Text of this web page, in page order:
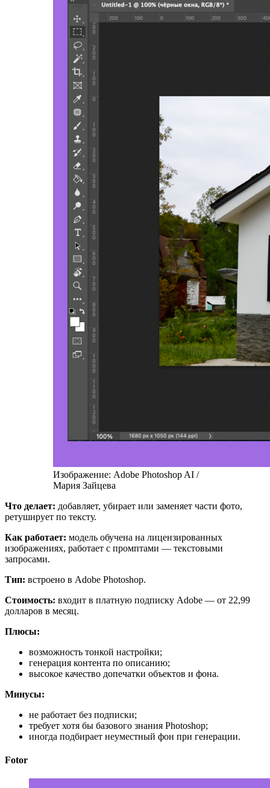
Изображение: Adobe Photoshop AI /
Мария Зайцева
Что делает: добавляет, убирает или заменяет части фото,
ретуширует по тексту.
Как работает: модель обучена на лицензированных
изображениях, работает с промптами — текстовыми
запросами.
Тип: встроено в Adobe Photoshop.
Стоимость: входит в платную подписку Adobe — от 22,99
долларов в месяц.
Плюсы:
возможность тонкой настройки;
генерация контента по описанию;
высокое качество допечатки объектов и фона.
Минусы:
не работает без подписки;
требует хотя бы базового знания Photoshop;
иногда подбирает неуместный фон при генерации.
Fotor